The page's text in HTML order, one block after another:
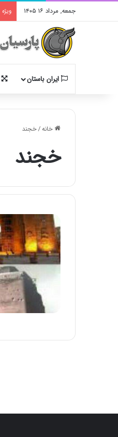
جمعه, مرداد ۱۶ ۱۴۰۵ ویژه
ایران باستان
خانه/خجند
خجند